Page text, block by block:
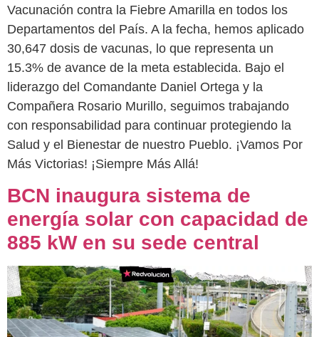
Vacunación contra la Fiebre Amarilla en todos los
Departamentos del País. A la fecha, hemos aplicado
30,647 dosis de vacunas, lo que representa un
15.3% de avance de la meta establecida. Bajo el
liderazgo del Comandante Daniel Ortega y la
Compañera Rosario Murillo, seguimos trabajando
con responsabilidad para continuar protegiendo la
Salud y el Bienestar de nuestro Pueblo. ¡Vamos Por
Más Victorias! ¡Siempre Más Allá!
BCN inaugura sistema de
energía solar con capacidad de
885 kW en su sede central